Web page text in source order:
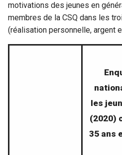
motivations des jeunes en
membres de la CSQ dans les
(réalisation personnelle, argent
les
(2020)
35 ans